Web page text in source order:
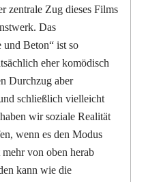
zentrale Zug dieses Films
Das
Beton“ ist so
eher komödisch
Durchzug aber
schließlich vielleicht
wir soziale Realität
wenn es den Modus
von oben herab
kann wie die